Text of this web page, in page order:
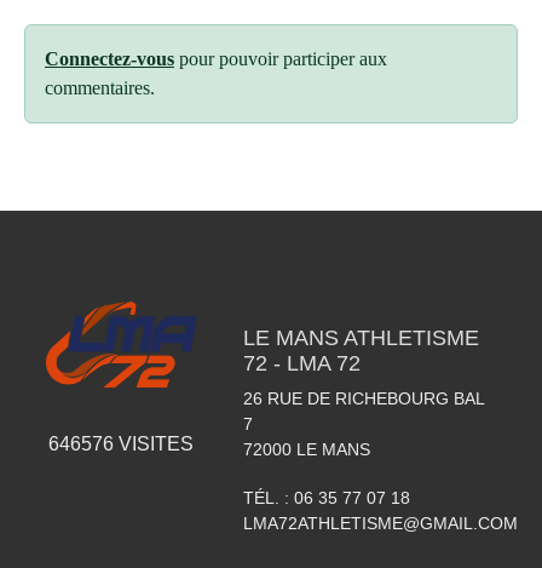
Connectez-vous pour pouvoir participer aux
commentaires.
646576 VISITES
LE MANS ATHLETISME
72 - LMA 72
26 RUE DE RICHEBOURG BAL
7
72000 LE MANS
TÉL. : 06 35 77 07 18
LMA72ATHLETISME@GMAIL.COM